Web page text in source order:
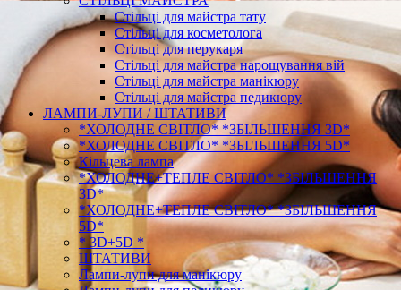
Стільці для майстра тату
Стільці для косметолога
Стільці для перукаря
Стільці для майстра нарощування вій
Стільці для майстра манікюру
Стільці для майстра педикюру
ЛАМПИ-ЛУПИ / ШТАТИВИ
*ХОЛОДНЕ СВІТЛО* *ЗБІЛЬШЕННЯ 3D*
*ХОЛОДНЕ СВІТЛО* *ЗБІЛЬШЕННЯ 5D*
Кільцева лампа
*ХОЛОДНЕ+ТЕПЛЕ СВІТЛО* *ЗБІЛЬШЕННЯ
3D*
*ХОЛОДНЕ+ТЕПЛЕ СВІТЛО* *ЗБІЛЬШЕННЯ
5D*
* 3D+5D *
ШТАТИВИ
Лампи-лупи для манікюру